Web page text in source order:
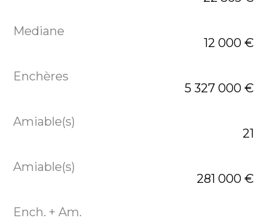
12 000 €
5 327 000 €
21
281 000 €